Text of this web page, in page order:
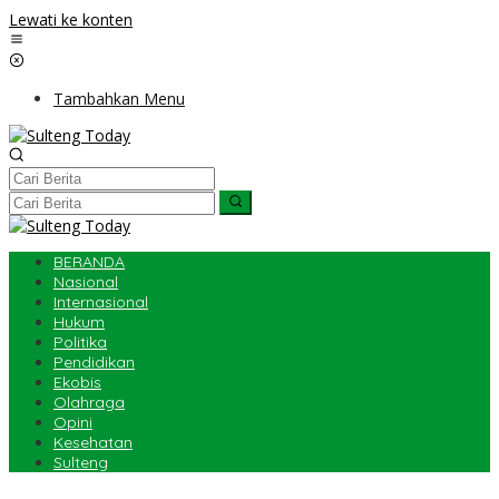
Lewati ke konten
Tambahkan Menu
BERANDA
Nasional
Internasional
Hukum
Politika
Pendidikan
Ekobis
Olahraga
Opini
Kesehatan
Sulteng